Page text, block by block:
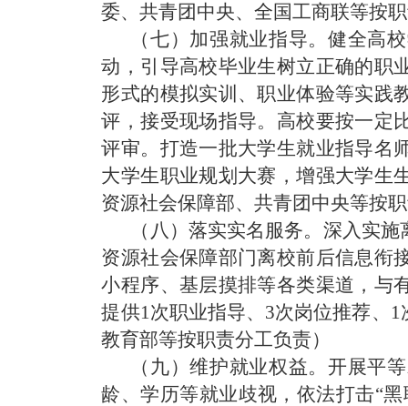
委、共青团中央、全国工商联等按
（七）加强就业指导。健全高
动，引导高校毕业生树立正确的职
形式的模拟实训、职业体验等实践
评，接受现场指导。高校要按一定
评审。打造一批大学生就业指导名
大学生职业规划大赛，增强大学生
资源社会保障部、共青团中央等按
（八）落实实名服务。 深入实施
资源社会保障部门离校前后信息衔
小程序、基层摸排等各类渠道，与
提供1次职业指导、3次岗位推荐、
教育部等按职责分工负责）
（九）维护就业权益。开展平
龄、学历等就业歧视，依法打击“